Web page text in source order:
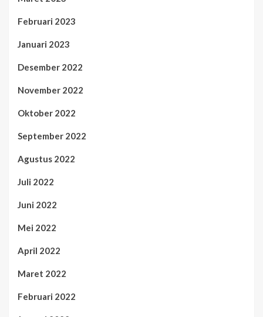
Februari 2023
Januari 2023
Desember 2022
November 2022
Oktober 2022
September 2022
Agustus 2022
Juli 2022
Juni 2022
Mei 2022
April 2022
Maret 2022
Februari 2022